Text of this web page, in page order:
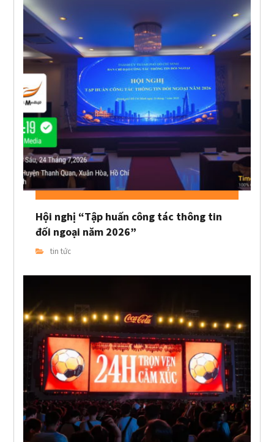
Hội nghị “Tập huấn công tác thông tin
đối ngoại năm 2026”
tin tức